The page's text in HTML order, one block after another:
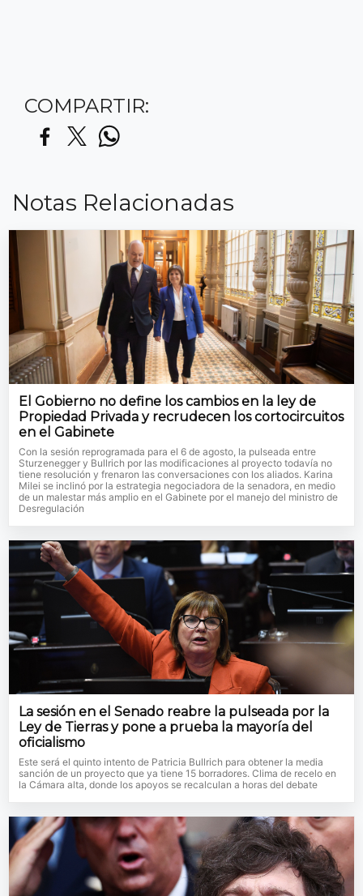
COMPARTIR:
Notas Relacionadas
El Gobierno no define los cambios en la ley de
Propiedad Privada y recrudecen los cortocircuitos
en el Gabinete
Con la sesión reprogramada para el 6 de agosto, la pulseada entre
Sturzenegger y Bullrich por las modificaciones al proyecto todavía no
tiene resolución y frenaron las conversaciones con los aliados. Karina
Milei se inclinó por la estrategia negociadora de la senadora, en medio
de un malestar más amplio en el Gabinete por el manejo del ministro de
Desregulación
La sesión en el Senado reabre la pulseada por la
Ley de Tierras y pone a prueba la mayoría del
oficialismo
Este será el quinto intento de Patricia Bullrich para obtener la media
sanción de un proyecto que ya tiene 15 borradores. Clima de recelo en
la Cámara alta, donde los apoyos se recalculan a horas del debate